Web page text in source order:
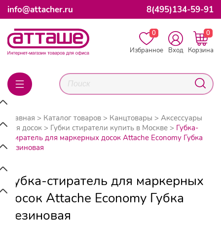
info@attacher.ru 8(495)134-59-91
0
Избранное
Вход
0
Корзина
Главная Каталог товаров Канцтовары
Аксессуары
для досок
Губки стиратели купить в Москве
Губка-
стиратель для маркерных досок Attache Economy Губка
резиновая
Губка-стиратель для маркерных
досок Attache Economy Губка
резиновая